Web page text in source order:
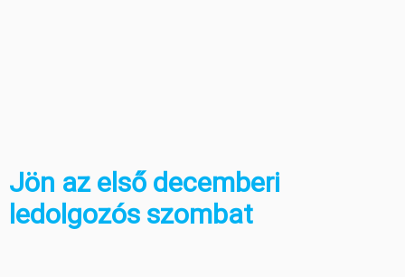
Jön az első decemberi
ledolgozós szombat